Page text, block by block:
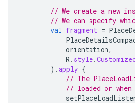
// We create a
// We can specify
val fragment =
orientation
R.style.
).apply
// The
// loaded or